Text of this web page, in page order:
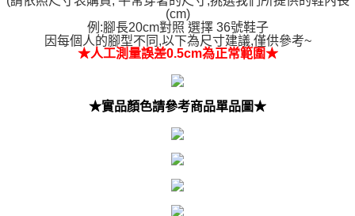
(cm)
例:腳長20cm對照 選擇 36號鞋子
因每個人的腳型不同,以下為尺寸建議,僅供參考~
★人工測量誤差0.5cm為正常範圍★
★實品顏色請參考商品單品圖★